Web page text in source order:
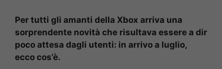
Per tutti gli amanti della Xbox arriva una
sorprendente novità che risultava essere a dir
poco attesa dagli utenti: in arrivo a luglio,
ecco cos’è.